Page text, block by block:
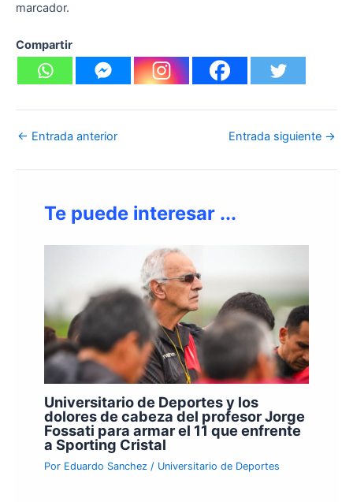
marcador.
Compartir
← Entrada anterior Entrada siguiente →
Te puede interesar ...
Universitario de Deportes y los
dolores de cabeza del profesor Jorge
Fossati para armar el 11 que enfrente
a Sporting Cristal
Por Eduardo Sanchez/ Universitario de Deportes